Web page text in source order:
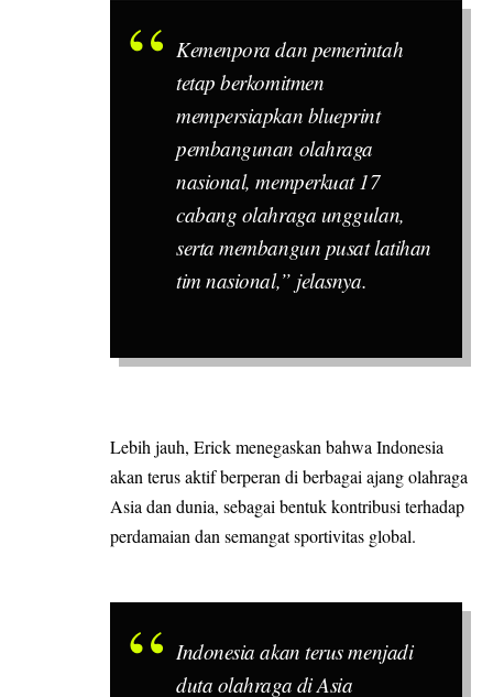
Kemenpora dan pemerintah
tetap berkomitmen
mempersiapkan blueprint
pembangunan olahraga
nasional, memperkuat 17
cabang olahraga unggulan,
serta membangun pusat latihan
tim nasional,” jelasnya.
Lebih jauh, Erick menegaskan bahwa Indonesia
akan terus aktif berperan di berbagai ajang olahraga
Asia dan dunia, sebagai bentuk kontribusi terhadap
perdamaian dan semangat sportivitas global.
Indonesia akan terus menjadi
duta olahraga di Asia